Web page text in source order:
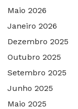
Maio 2026
Janeiro 2026
Dezembro 2025
Outubro 2025
Setembro 2025
Junho 2025
Maio 2025